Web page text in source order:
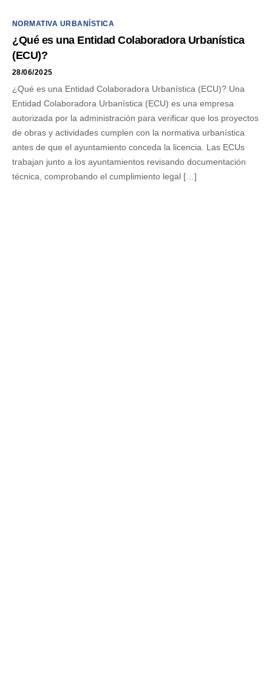
NORMATIVA URBANÍSTICA
¿Qué es una Entidad Colaboradora Urbanística
(ECU)?
28/06/2025
¿Qué es una Entidad Colaboradora Urbanística (ECU)? Una
Entidad Colaboradora Urbanística (ECU) es una empresa
autorizada por la administración para verificar que los proyectos
de obras y actividades cumplen con la normativa urbanística
antes de que el ayuntamiento conceda la licencia. Las ECUs
trabajan junto a los ayuntamientos revisando documentación
técnica, comprobando el cumplimiento legal […]